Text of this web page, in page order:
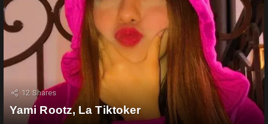
12 Shares
Yami Rootz, La Tiktoker